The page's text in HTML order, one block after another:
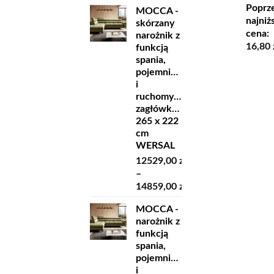
MOCCA -
skórzany
narożnik z
funkcją
spania,
pojemnikiem
i
ruchomymi
zagłówkami
265 x 222
cm
WERSAL
12529,00 zł
–
14859,00 zł
cen:
od
12529,00 zł
do
14859,00 zł
MOCCA -
narożnik z
funkcją
spania,
pojemnikiem
i
cena
18,60
cena:
16,80